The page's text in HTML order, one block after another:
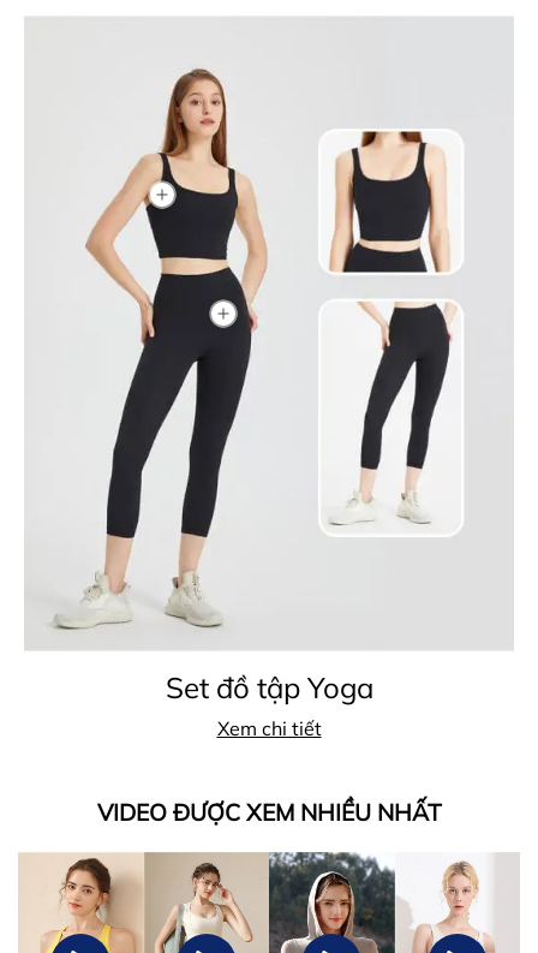
Set đồ tập Yoga
Xem chi tiết
VIDEO ĐƯỢC XEM NHIỀU NHẤT